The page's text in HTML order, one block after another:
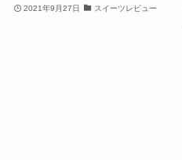
2021年9月27日 スイーツレビュー